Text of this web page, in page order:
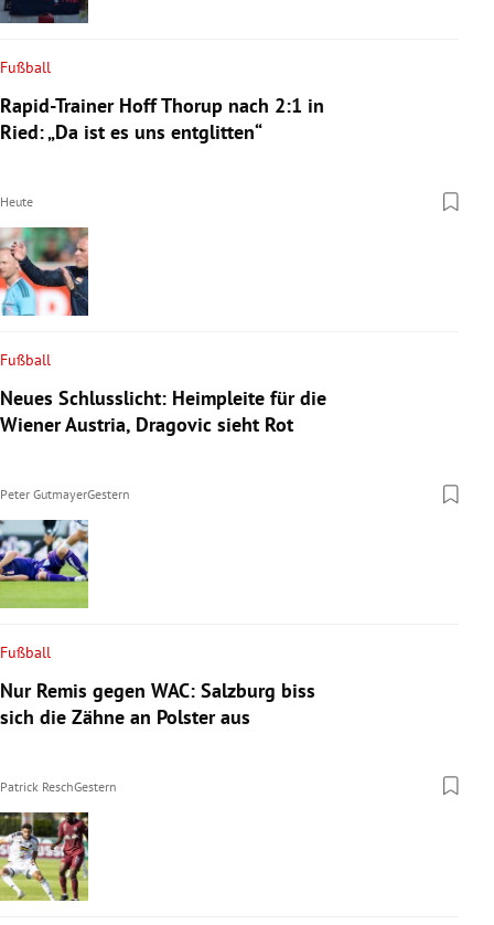
Fußball
Rapid-Trainer Hoff Thorup nach 2:1 in
Ried: „Da ist es uns entglitten“
Heute
Fußball
Neues Schlusslicht: Heimpleite für die
Wiener Austria, Dragovic sieht Rot
Peter GutmayerGestern
Fußball
Nur Remis gegen WAC: Salzburg biss
sich die Zähne an Polster aus
Patrick ReschGestern